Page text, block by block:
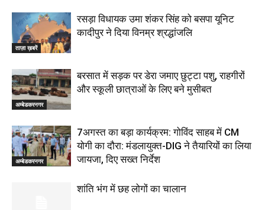
ताज़ा ख़बरें
रसड़ा विधायक उमा शंकर सिंह को बसपा यूनिट
कादीपुर ने दिया विनम्र श्रद्धांजलि
अम्बेडकरनगर
बरसात में सड़क पर डेरा जमाए छुट्टा पशु, राहगीरों
और स्कूली छात्राओं के लिए बने मुसीबत
अम्बेडकरनगर
7अगस्त का बड़ा कार्यक्रम: गोविंद साहब में CM
योगी का दौरा: मंडलायुक्त-DIG ने तैयारियों का लिया
जायजा, दिए सख्त निर्देश
शांति भंग में छह लोगों का चालान